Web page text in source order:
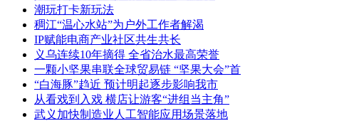
潮玩打卡新玩法
稠江“温心水站”为户外工作者解渴
IP赋能电商产业社区共生共长
义乌连续10年摘得 全省治水最高荣誉
一颗小坚果串联全球贸易链 “坚果大会”首
“白海豚”趋近 预计明起逐步影响我市
从看戏到入戏 横店让游客“进组当主角”
武义加快制造业人工智能应用场景落地